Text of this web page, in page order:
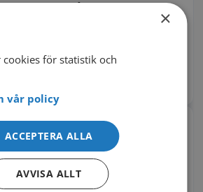
och en tystlåten änkeman i
Indiskt drama från 2013.
blir kär i Ellie. Hennes far,
gör allt för att förstöra
bär på en fruktansvärd
×
cookies för statistik och
vår policy
ACCEPTERA ALLA
AVVISA ALLT